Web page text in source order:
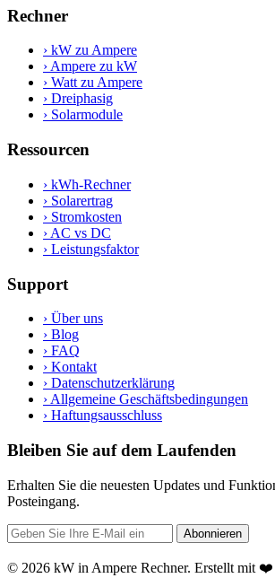
Rechner
› kW zu Ampere
›Ampere zu kW
› Watt zu Ampere
› Dreiphasig
› Solarmodule
Ressourcen
› kWh-Rechner
› Solarertrag
› Stromkosten
› AC vs DC
› Leistungsfaktor
Support
› Über uns
› Blog
› FAQ
› Kontakt
› Datenschutzerklärung
› Allgemeine Geschäftsbedingungen
› Haftungsausschluss
Bleiben Sie auf dem Laufenden
Erhalten Sie die neuesten Updates und
Posteingang.
Abonnieren
© 2026 kW in Ampere Rechner. Erstellt mit ❤️